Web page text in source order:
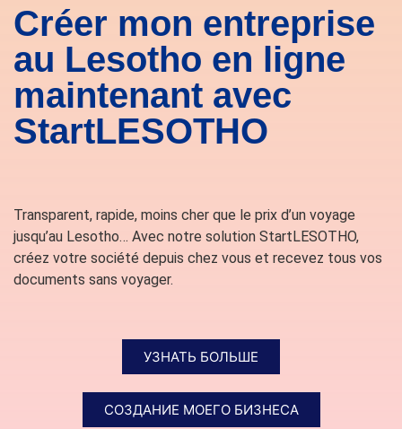
Créer mon entreprise
au Lesotho en ligne
maintenant avec
StartLESOTHO
Transparent, rapide, moins cher que le prix d’un voyage
jusqu’au Lesotho… Avec notre solution StartLESOTHO,
créez votre société depuis chez vous et recevez tous vos
documents sans voyager.
УЗНАТЬ БОЛЬШЕ
СОЗДАНИЕ МОЕГО БИЗНЕСА